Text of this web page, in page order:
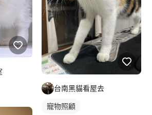
台南黑貓看屋去
寵物照顧